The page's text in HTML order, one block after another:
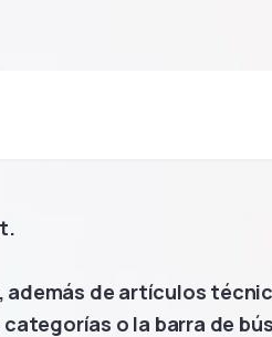
de artículos
o la barra de